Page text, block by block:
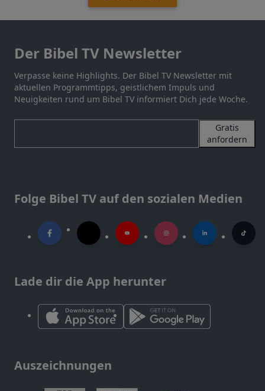
Der Bibel TV Newsletter
Verpasse keine Highlights. Der Bibel TV Newsletter mit
aktuellen Programmtipps, geistlichem Impuls und
Neuigkeiten rund um Bibel TV informiert Dich jede Woche.
Gratis
anfordern
Folge Bibel TV auf den sozialen Medien
Lade dir die App herunter
Auszeichnungen